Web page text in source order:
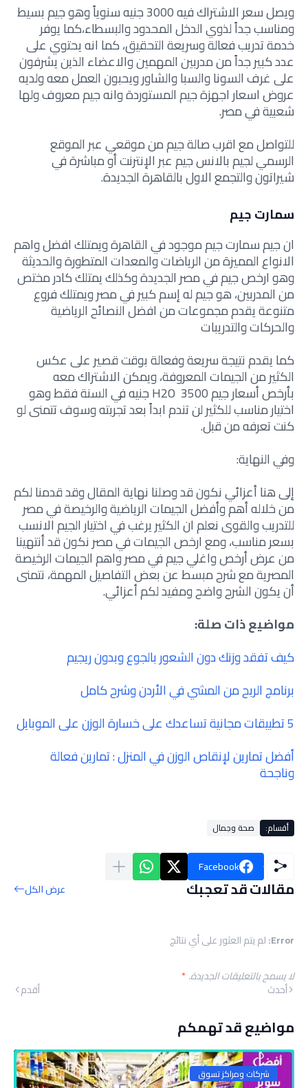
ويصل سعر الاشتراك فيه 3000 جنيه سنوياً وهو جيم بسيط
ومناسب جداً لذوي الدخل المحدود والبسطاء،كما يوفر
خدمة تدريب فعالة وسريعة التحقيق، كما انه يحتوي على
عدد كبير جداً من مدربين المهمين والاعضاء الذين يشرفون
على غرف السونا والسبا والشاور ويحبون العمل معه ولديه
عروض اسعار اجهزة جيم المستوردة وانه جيم معروف ولها
شعبية في مصر.
للتواصل مع اقرب صالة جيم من موقعي عبر الموقع
الرسمي لجيم بالانس جيم عبر الإنترنت أو مباشرة في
شيراتون والتجمع الاول بالقاهرة الجديدة.
سمارت جيم
ان جيم سمارت جيم موجود في القاهرة ويمتلك افضل واهم
الانواع المميزة من الرياضات والمعدات المتطورة والحديثة
وهو ارخص جيم في مصر الجديدة وكذلك يمتلك كادر مختص
من المدربين، هو جيم له إسم كبير في مصر ويمتلك فروع
متنوعة يقدم مجموعات من افضل النصائح الرياضية
والحركات والتدريبات
كما يقدم نتيجة سريعة وفعالة بوقت قصير على عكس
الكثير من الجيمات المعروفة، ويمكن الاشتراك معه
بأرخص أسعار جيم H2O 3500 جنيه في السنة فقط وهو
اختيار مناسب للكثير لن تندم ابداً بعد تجربته وسوف تتمنى لو
كنت تعرفه من قبل.
وفي النهاية:
إلى هنا أعزائي نكون قد وصلنا نهاية المقال وقد قدمنا لكم
من خلاله أهم وأفضل الجيمات الرياضية والرخيصة في مصر
للتدريب والقوى نعلم ان الكثير يرغب في اختيار الجيم الانسب
بسعر مناسب، ومع ارخص الجيمات في مصر نكون قد أنتهينا
من عرض أرخص واغلي جيم في مصر واهم الجيمات الرخيصة
المصرية مع شرح مبسط عن بعض التفاصيل المهمة، نتمنى
أن يكون الشرح واضح ومفيد لكم أعزائي.
مواضيع ذات صلة:
كيف تفقد وزنك دون الشعور بالجوع وبدون ريجيم
برنامج الربح من المشي في الأردن وشرح كامل
5 تطبيقات مجانية تساعدك على خسارة الوزن على الموبايل
أفضل تمارين لإنقاص الوزن في المنزل : تمارين فعالة
وناجحة
أقسام: صحة وجمال
Facebook
مقالات قد تعجبك عرض الكل
Error: لم يتم العثور على أي نتائج
لا يسمح بالتعليقات الجديدة.*
أحدث أقدم
مواضيع قد تهمكم
شركات ومراكز تسوق